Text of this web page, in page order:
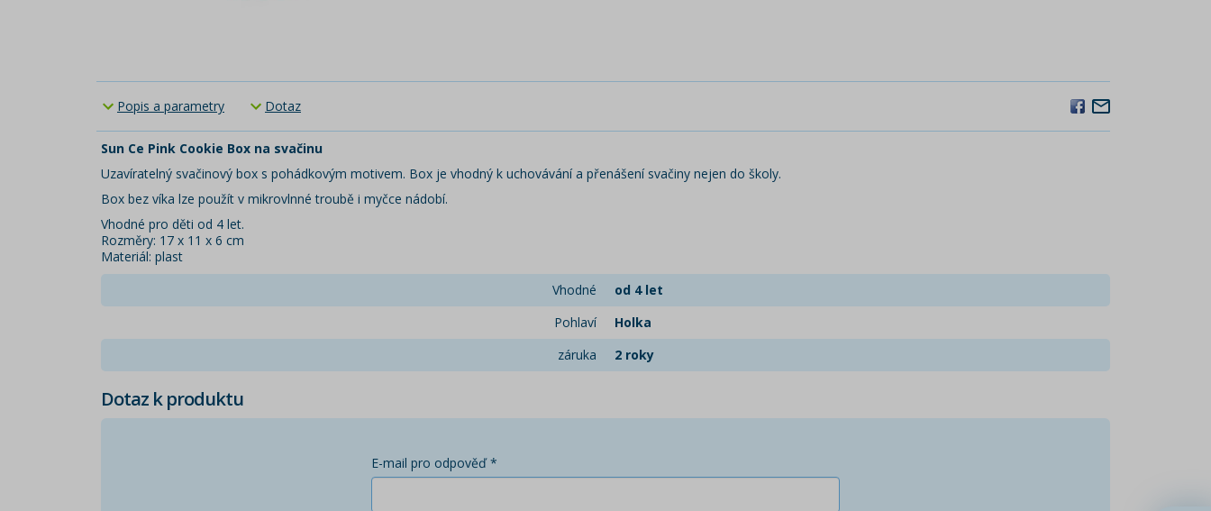
Popis a parametry Dotaz
Sun Ce Pink Cookie Box na svačinu
Uzavíratelný svačinový box s pohádkovým motivem. Box je vhodný k uchovávání a přenášení svačiny nejen do školy.
Box bez víka lze použít v mikrovlnné troubě i myčce nádobí.
Vhodné pro děti od 4 let.
Rozměry: 17 x 11 x 6 cm
Materiál: plast
Vhodné
od 4 let
Pohlaví
Holka
záruka
2 roky
Dotaz k produktu
E-mail pro odpověď *